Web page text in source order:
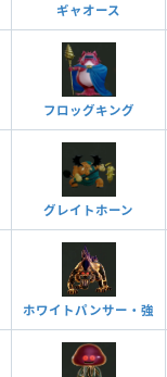
ギャオース
フロッグキング
グレイトホーン
ホワイトパンサー・強